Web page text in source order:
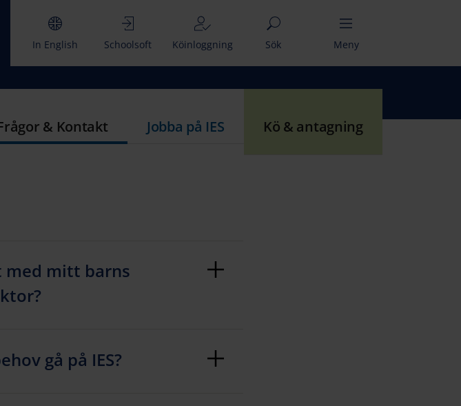
In English Schoolsoft Köinloggning Sök Meny
& Kontakt Jobba på IES Kö & antagning
med mitt barns
gå på IES?